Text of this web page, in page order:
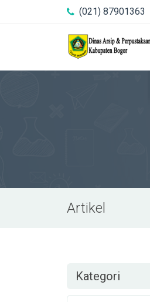
(021) 87901363
Artikel
Kategori